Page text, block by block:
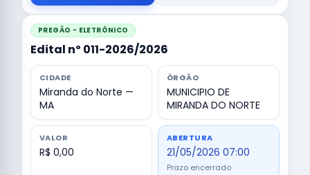
PREGÃO - ELETRÔNICO
Edital nº 011-2026/2026
CIDADE
Miranda do Norte —
MA
ÓRGÃO
MUNICIPIO DE
MIRANDA DO NORTE
VALOR
R$ 0,00
ABERTURA
21/05/2026 07:00
Prazo encerrado